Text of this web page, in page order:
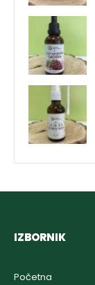
IZBORNIK
Početna